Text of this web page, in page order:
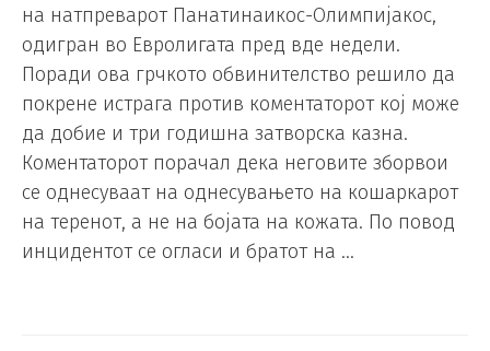
на натпреварот Панатинаикос-Олимпијакос,
одигран во Евролигата пред вде недели.
Поради ова грчкото обвинителство решило да
покрене истрага против коментаторот кој може
да добие и три годишна затворска казна.
Коментаторот порачал дека неговите зборвои
се однесуваат на однесувањето на кошаркарот
на теренот, а не на бојата на кожата. По повод
инцидентот се огласи и братот на …